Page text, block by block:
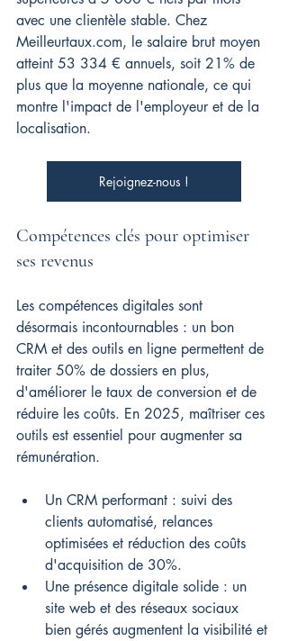
avec une clientèle stable. Chez
Meilleurtaux.com, le salaire brut moyen
atteint 53 334 € annuels, soit 21% de
plus que la moyenne nationale, ce qui
montre l'impact de l'employeur et de la
localisation.
Rejoignez-nous !
Compétences clés pour optimiser
ses revenus
Les compétences digitales sont
désormais incontournables : un bon
CRM et des outils en ligne permettent de
traiter 50% de dossiers en plus,
d'améliorer le taux de conversion et de
réduire les coûts. En 2025, maîtriser ces
outils est essentiel pour augmenter sa
rémunération.
Un CRM performant : suivi des
clients automatisé, relances
optimisées et réduction des coûts
d'acquisition de 30%.
Une présence digitale solide : un
site web et des réseaux sociaux
bien gérés augmentent la visibilité et